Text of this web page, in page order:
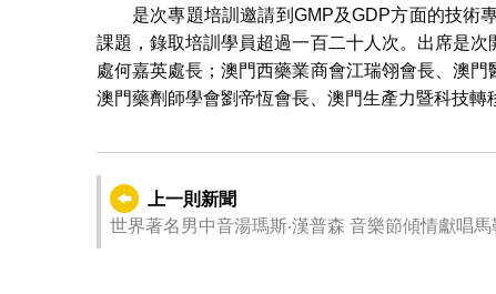
是次專題培訓邀請到GMP及GDP方面的技術
課題，錄取培訓學員超過一百二十人次。出席是
處何嘉英處長；澳門西藥業商會江瑞翎會長、澳
澳門藥劑師學會劉帝恆會長、澳門生產力暨科技轉
上一則新聞
世界著名男中音湯瑪斯‧漢普森 音樂節傾情獻唱馬